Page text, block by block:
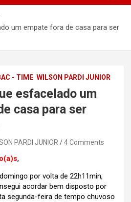
um empate fora de casa para ser
- TIME WILSON PARDI JUNIOR
esfacelado um
casa para ser
PARDI JUNIOR 4 Comments
,
por volta de 22h11min,
acordar bem disposto por
segunda-feira de tempo chuvoso